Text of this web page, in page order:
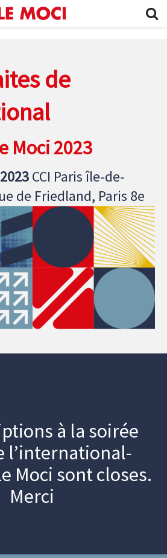
de
Moci 2023
CCI Paris île-de-
de Friedland, Paris 8e
à la soirée
l’international-
Moci sont closes.
Merci